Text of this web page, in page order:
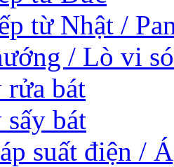
từ Nhật /
/ Lò vi
bát
bát
suất điện /